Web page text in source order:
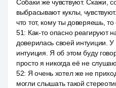
Собаки же чувствуют. Скажи,
выбрасывают куклы,
что тот, кому ты доверяешь, то
51: Как-то опасно реагируют
доверилась своей интуиции.
интуиция. Я об этом буду
просто я никогда её не
52: Я очень хотел же не
могли слышать такой